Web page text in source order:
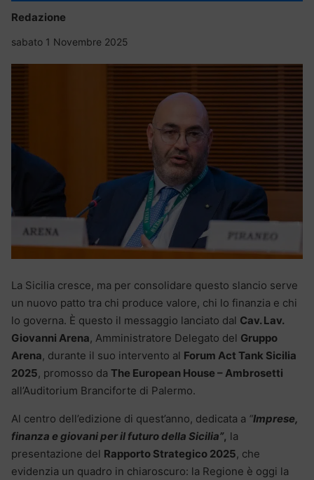
Redazione
sabato 1 Novembre 2025
La Sicilia cresce, ma per consolidare questo slancio serve
un nuovo patto tra chi produce valore, chi lo finanzia e chi
lo governa. È questo il messaggio lanciato dal Cav. Lav.
Giovanni Arena, Amministratore Delegato del Gruppo
Arena, durante il suo intervento al Forum Act Tank Sicilia
2025, promosso da The European House – Ambrosetti
all’Auditorium Branciforte di Palermo.
Al centro dell’edizione di quest’anno, dedicata a “Imprese,
finanza e giovani per il futuro della Sicilia”, la
presentazione del Rapporto Strategico 2025, che
evidenzia un quadro in chiaroscuro: la Regione è oggi la